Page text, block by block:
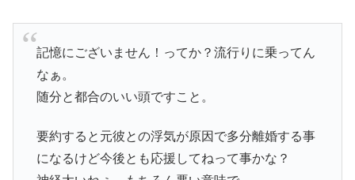
記憶にございません！ってか？流行りに乗ってん
なぁ。
随分と都合のいい頭ですこと。
要約すると元彼との浮気が原因で多分離婚する事
になるけど今後とも応援してねって事かな？